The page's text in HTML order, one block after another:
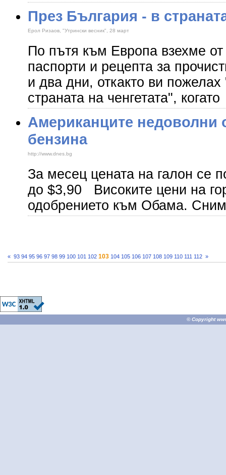
През България - в
Ерол Ризаов, "Утрински весник", 28 март
По пътя към Европа взехме
паспорти и рецепта за
и два дни, откакто ви
страната на ченгетата", когато
Американците недоволни
бензина
http://www.dnes.bg
За месец цената на галон се
до $3,90 Високите цени на
одобрението към Обама.
« 93 94 95 96 97 98 99 100 101 102 103 104 105 106 107 108 109 110 111 112 »
© Copyright